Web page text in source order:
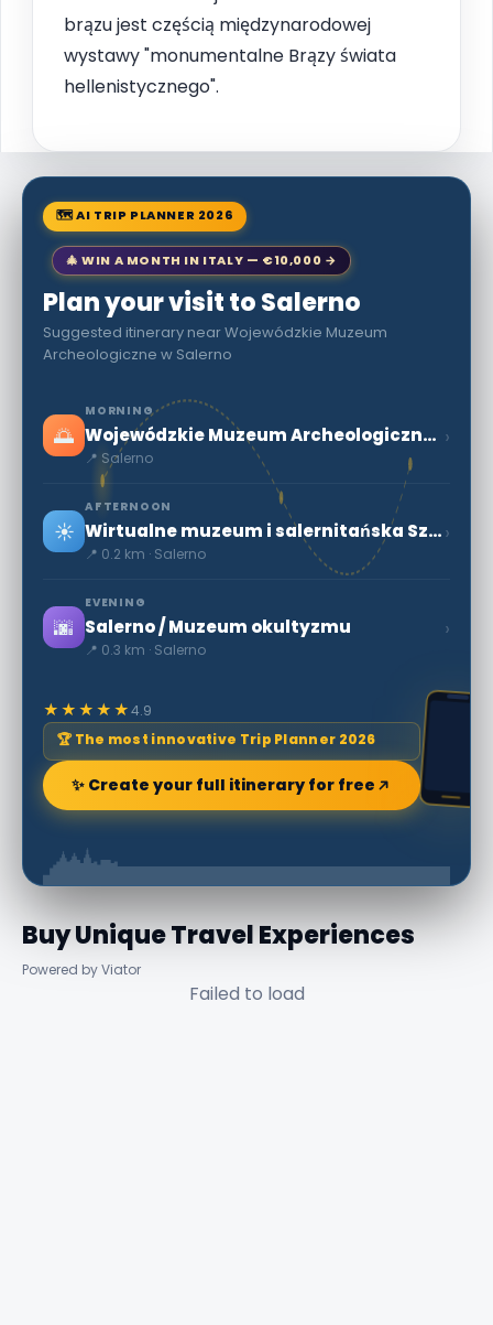
brązu jest częścią międzynarodowej
wystawy "monumentalne Brązy świata
hellenistycznego".
🗺 AI TRIP PLANNER 2026
🎄 WIN A MONTH IN ITALY — €10,000 →
Plan your visit to Salerno
Suggested itinerary near Wojewódzkie Muzeum
Archeologiczne w Salerno
🌅
MORNING
Wojewódzkie Muzeum Archeologiczne w Salerno
📍 Salerno
›
☀️
AFTERNOON
Wirtualne muzeum i salernitańska Szkoła Medyczna
📍 0.2 km · Salerno
›
🌆
EVENING
Salerno / Muzeum okultyzmu
📍 0.3 km · Salerno
›
★★★★★4.9
🏆 The most innovative Trip Planner 2026
✨ Create your full itinerary for free
Buy Unique Travel Experiences
Powered by Viator
Failed to load